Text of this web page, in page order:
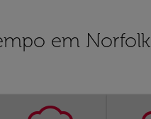
em Norfolk